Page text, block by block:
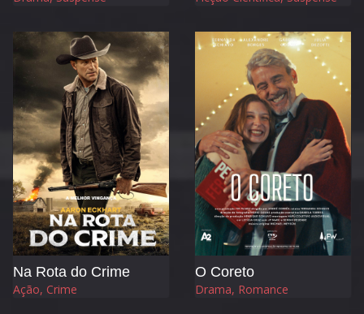
Na Rota do Crime
Ação, Crime
O Coreto
Drama, Romance